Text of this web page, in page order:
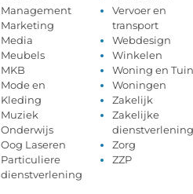
Management
Marketing
Media
Meubels
MKB
Mode en
Kleding
Muziek
Onderwijs
Oog Laseren
Particuliere
dienstverlening
Vervoer en
transport
Webdesign
Winkelen
Woning en Tuin
Woningen
Zakelijk
Zakelijke
dienstverlening
Zorg
ZZP